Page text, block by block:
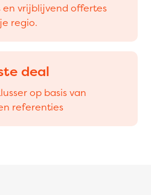
en vrijblijvend offertes
regio.
deal
op basis van
referenties